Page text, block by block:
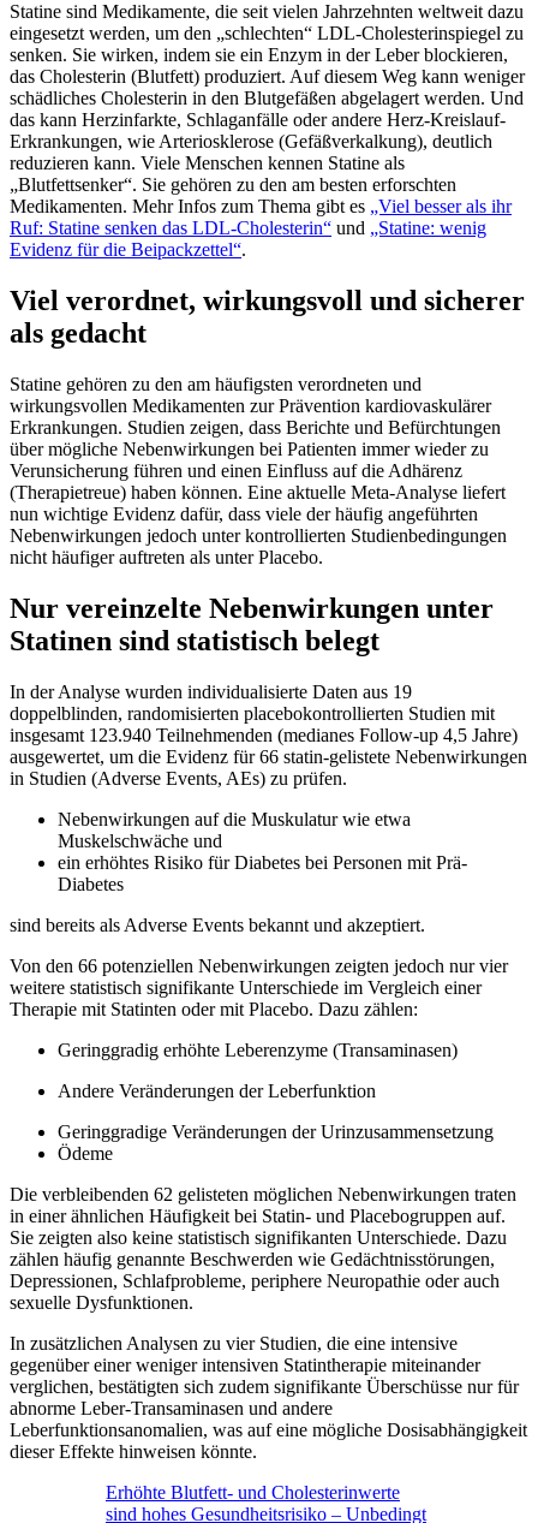
Statine sind Medikamente, die seit vielen Jahrzehnten weltweit dazu
eingesetzt werden, um den „schlechten“ LDL-Cholesterinspiegel zu
senken. Sie wirken, indem sie ein Enzym in der Leber blockieren,
das Cholesterin (Blutfett) produziert. Auf diesem Weg kann weniger
schädliches Cholesterin in den Blutgefäßen abgelagert werden. Und
das kann Herzinfarkte, Schlaganfälle oder andere Herz-Kreislauf-
Erkrankungen, wie Arteriosklerose (Gefäßverkalkung), deutlich
reduzieren kann. Viele Menschen kennen Statine als
„Blutfettsenker“. Sie gehören zu den am besten erforschten
Medikamenten. Mehr Infos zum Thema gibt es „Viel besser als ihr
Ruf: Statine senken das LDL-Cholesterin“ und „Statine: wenig
Evidenz für die Beipackzettel“.
Viel verordnet, wirkungsvoll und sicherer
als gedacht
Statine gehören zu den am häufigsten verordneten und
wirkungsvollen Medikamenten zur Prävention kardiovaskulärer
Erkrankungen. Studien zeigen, dass Berichte und Befürchtungen
über mögliche Nebenwirkungen bei Patienten immer wieder zu
Verunsicherung führen und einen Einfluss auf die Adhärenz
(Therapietreue) haben können. Eine aktuelle Meta-Analyse liefert
nun wichtige Evidenz dafür, dass viele der häufig angeführten
Nebenwirkungen jedoch unter kontrollierten Studienbedingungen
nicht häufiger auftreten als unter Placebo.
Nur vereinzelte Nebenwirkungen unter
Statinen sind statistisch belegt
In der Analyse wurden individualisierte Daten aus 19
doppelblinden, randomisierten placebokontrollierten Studien mit
insgesamt 123.940 Teilnehmenden (medianes Follow-up 4,5 Jahre)
ausgewertet, um die Evidenz für 66 statin-gelistete Nebenwirkungen
in Studien (Adverse Events, AEs) zu prüfen.
Nebenwirkungen auf die Muskulatur wie etwa
Muskelschwäche und
ein erhöhtes Risiko für Diabetes bei Personen mit Prä-
Diabetes
sind bereits als Adverse Events bekannt und akzeptiert.
Von den 66 potenziellen Nebenwirkungen zeigten jedoch nur vier
weitere statistisch signifikante Unterschiede im Vergleich einer
Therapie mit Statinten oder mit Placebo. Dazu zählen:
Geringgradig erhöhte Leberenzyme (Transaminasen)
Andere Veränderungen der Leberfunktion
Geringgradige Veränderungen der Urinzusammensetzung
Ödeme
Die verbleibenden 62 gelisteten möglichen Nebenwirkungen traten
in einer ähnlichen Häufigkeit bei Statin- und Placebogruppen auf.
Sie zeigten also keine statistisch signifikanten Unterschiede. Dazu
zählen häufig genannte Beschwerden wie Gedächtnisstörungen,
Depressionen, Schlafprobleme, periphere Neuropathie oder auch
sexuelle Dysfunktionen.
In zusätzlichen Analysen zu vier Studien, die eine intensive
gegenüber einer weniger intensiven Statintherapie miteinander
verglichen, bestätigten sich zudem signifikante Überschüsse nur für
abnorme Leber-Transaminasen und andere
Leberfunktionsanomalien, was auf eine mögliche Dosisabhängigkeit
dieser Effekte hinweisen könnte.
Erhöhte Blutfett- und Cholesterinwerte
sind hohes Gesundheitsrisiko – Unbedingt